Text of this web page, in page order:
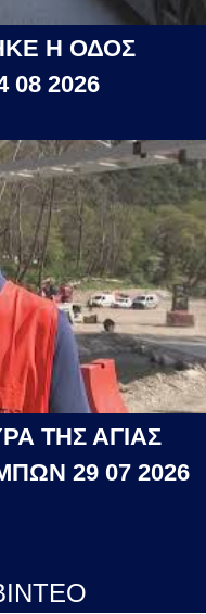
Η ΟΔΟΣ
2026
ΤΗΣ ΑΓΙΑΣ
29 07 2026